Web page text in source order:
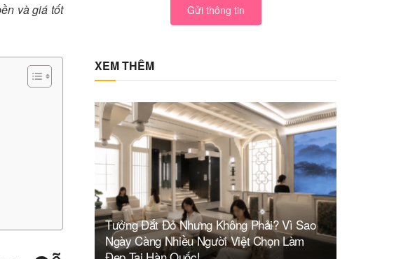
và giá tốt
Gửi thông tin
XEM THÊM
Tưởng Đắt Đỏ Nhưng Không Phải? Vì Sao
Ngày Càng Nhiều Người Việt Chọn Làm